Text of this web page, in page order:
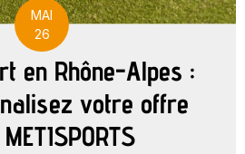
MAI
26
en Rhône-Alpes :
votre offre